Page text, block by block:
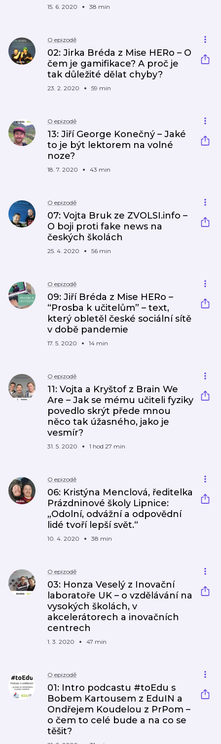
15. 6. 2020 38 min
O epizodě
02: Jirka Bréda z Mise HERo – O
čem je gamifikace? A proč je
tak důležité dělat chyby?
23. 2. 2020 59 min
O epizodě
13: Jiří George Konečný – Jaké
to je být lektorem na volné
noze?
18. 7. 2020 43 min
O epizodě
07: Vojta Bruk ze ZVOLSI.info –
O boji proti fake news na
českých školách
25. 4. 2020 56 min
O epizodě
09: Jiří Bréda z Mise HERo –
“Prosba k učitelům” – text,
který obletěl české sociální sítě
v době pandemie
17. 5. 2020 14 min
O epizodě
11: Vojta a Kryštof z Brain We
Are – Jak se mému učiteli fyziky
povedlo skrýt přede mnou
něco tak úžasného, jako je
vesmír?
31. 5. 2020 1 hod 27 min
O epizodě
06: Kristýna Menclová, ředitelka
Prázdninové školy Lipnice:
„Odolní, odvážní a odpovědní
lidé tvoří lepší svět.“
10. 4. 2020 38 min
O epizodě
03: Honza Veselý z Inovační
laboratoře UK – o vzdělávání na
vysokých školách, v
akcelerátorech a inovačních
centrech
1. 3. 2020 47 min
O epizodě
01: Intro podcastu #toEdu s
Bobem Kartousem z EduIN a
Ondřejem Koudelou z PrPom –
o čem to celé bude a na co se
těšit?